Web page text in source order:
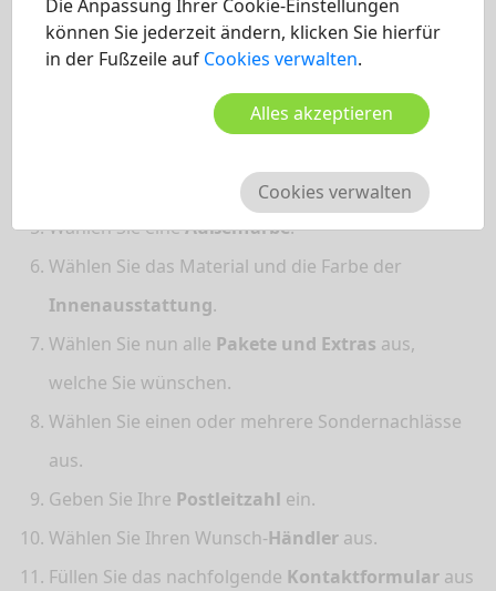
Die Anpassung Ihrer Cookie-Einstellungen
können Sie jederzeit ändern, klicken Sie hierfür
in der Fußzeile auf Cookies verwalten.
Alles akzeptieren
Cookies verwalten
Starten Sie denKonfiguratorauf der Modellseite.
Marke und einModellaus.
Motor
Wählen Sie eineAußenfarbe.
Wählen Sie das Material und die Farbe der
Innenausstattung.
Wählen Sie nun alle Pakete und Extras aus,
welche Sie wünschen.
Wählen Sie einen oder mehrere Sondernachlässe
aus.
Geben Sie Ihre Postleitzahl ein.
Wählen Sie Ihren Wunsch-Händler aus.
Füllen Sie das nachfolgende Kontaktformular aus